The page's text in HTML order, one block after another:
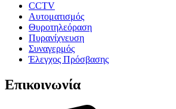
CCTV
Αυτοματισμός
Θυροτηλεόραση
Πυρανίχνευση
Συναγερμός
Έλεγχος Πρόσβασης
Επικοινωνία